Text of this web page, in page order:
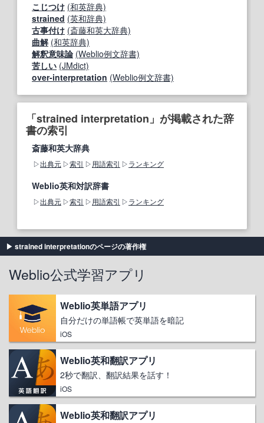
こじつけ (和英辞典)
strained (英和辞典)
古事付け (斎藤和英大辞典)
曲解 (和英辞典)
解釈意味論 (Weblio例文辞書)
苦しい (JMdict)
over-interpretation (Weblio例文辞書)
「strained interpretation」が掲載された辞
書の索引
斎藤和英大辞典
出典元 索引 用語索引 ランキング
Weblio英和対訳辞書
出典元 索引 用語索引 ランキング
strained interpretationのページの著作権
Weblio公式学習アプリ
Weblio英単語アプリ
自分だけの単語帳で英単語を暗記
iOS
Weblio英和翻訳アプリ
2秒で翻訳、翻訳結果を話す！
iOS
Weblio英和翻訳アプリ